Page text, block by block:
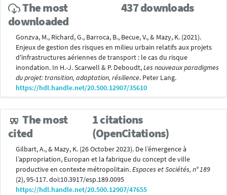
The most
downloaded
437 downloads
Gonzva, M., Richard, G., Barroca, B., Becue, V., & Mazy, K. (2021).
Enjeux de gestion des risques en milieu urbain relatifs aux projets
d'infrastructures aériennes de transport : le cas du risque
inondation. In H.-J. Scarwell & P. Deboudt,Les nouveaux paradigmes
du projet: transition, adaptation, résilience. Peter Lang.
https://hdl.handle.net/20.500.12907/35610
The most
cited
1 citations
(OpenCitations)
Gilbart, A., & Mazy, K. (26 October 2023). De l’émergence à
l’appropriation, Europan et la fabrique du concept de ville
productive en contexte métropolitain.Espaces et Sociétés, n° 189
(2), 95-117. doi:10.3917/esp.189.0095
https://hdl.handle.net/20.500.12907/47655